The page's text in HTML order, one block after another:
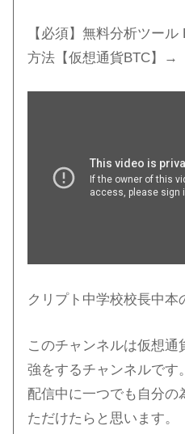
【必須】無料分析ツー
方法【仮想通貨BTC】→
クリプト中学校校長中
このチャンネルは仮想
強をするチャンネルです。
配信中に一つでも自分の
ただけたらと思います。